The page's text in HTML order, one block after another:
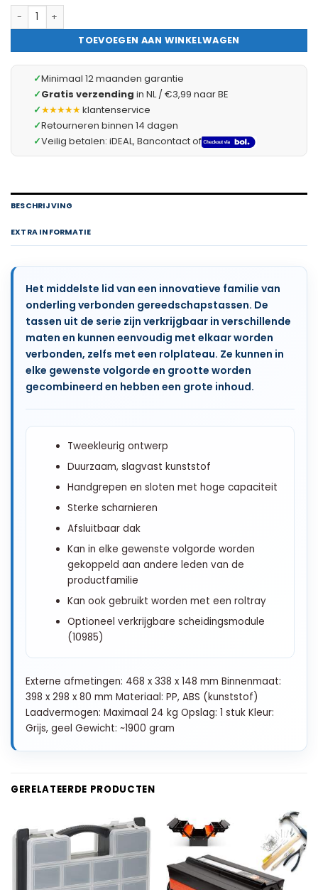
Sorteerbare Stapelbare Gereedschapskoffer “S” –
TOEVOEGEN AAN WINKELWAGEN
✓Minimaal 12 maanden garantie
✓Gratis verzending in NL / €3,99 naar BE
✓★★★★★klantenservice
✓Retourneren binnen 14 dagen
✓Veilig betalen: iDEAL, Bancontact of
BESCHRIJVING
EXTRA INFORMATIE
Het middelste lid van een innovatieve familie van
onderling verbonden gereedschapstassen. De
tassen uit de serie zijn verkrijgbaar in verschillende
maten en kunnen eenvoudig met elkaar worden
verbonden, zelfs met een rolplateau. Ze kunnen in
elke gewenste volgorde en grootte worden
gecombineerd en hebben een grote inhoud.
Tweekleurig ontwerp
Duurzaam, slagvast kunststof
Handgrepen en sloten met hoge capaciteit
Sterke scharnieren
Afsluitbaar dak
Kan in elke gewenste volgorde worden
gekoppeld aan andere leden van de
productfamilie
Kan ook gebruikt worden met een roltray
Optioneel verkrijgbare scheidingsmodule
(10985)
Externe afmetingen: 468 x 338 x 148 mm Binnenmaat:
398 x 298 x 80 mm Materiaal: PP, ABS (kunststof)
Laadvermogen: Maximaal 24 kg Opslag: 1 stuk Kleur:
Grijs, geel Gewicht: ~1900 gram
GERELATEERDE PRODUCTEN